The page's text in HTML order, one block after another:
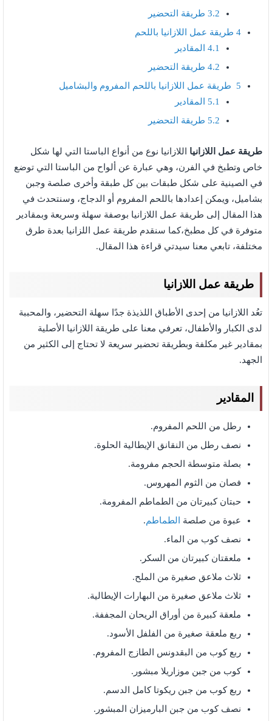
3.2 طريقة التحضير
4 طريقة عمل اللازانيا باللحم
4.1 المقادير
4.2 طريقة التحضير
5 طريقة عمل اللازانيا باللحم المفروم والبشاميل
5.1 المقادير
5.2 طريقة التحضير
طريقة عمل اللازانيا اللازانيا نوع من أنواع الباستا التي لها شكل
خاص وتطبخ في الفرن، وهي عبارة عن ألواح من الباستا التي توضع
في الصينية على شكل طبقات بين كل طبقة وأخرى صلصة وجبن
بشاميل، ويمكن إعدادها باللحم المفروم أو الدجاج، وسنتحدث في
هذا المقال إلى طريقة عمل اللازانيا بوصفة سهلة وسريعة وبمقادير
متوفرة في كل مطبخ،كما سنقدم طريقة عمل اللزانيا بعدة طرق
مختلفة، تابعي معنا سيدتي قراءة هذا المقال.
طريقة عمل اللازانيا
تعُد اللازانيا من إحدى الأطباق اللذيذة جدًا سهلة التحضير، والمحببة
لدى الكبار والأطفال، تعرفي معنا على طريقة اللازانيا الأصلية
بمقادير غير مكلفة وبطريقة تحضير سريعة لا تحتاج إلى الكثير من
الجهد.
المقادير
رطل من اللحم المفروم.
نصف رطل من النقانق الإيطالية الحلوة.
بصلة متوسطة الحجم مفرومة.
فصان من الثوم المهروس.
حبتان كبيرتان من الطماطم المفرومة.
عبوة من صلصة
الطماطم.
نصف كوب من الماء.
ملعقتان كبيرتان من السكر.
ثلاث ملاعق صغيرة من الملح.
ثلاث ملاعق صغيرة من البهارات الإيطالية.
ملعقة كبيرة من أوراق الريحان المجففة.
ربع ملعقة صغيرة من الفلفل الأسود.
ربع كوب من البقدونس الطازج المفروم.
كوب من جبن موزاريلا مبشور.
ربع كوب من جبن ريكوتا كامل الدسم.
نصف كوب من جبن البارميزان المبشور.